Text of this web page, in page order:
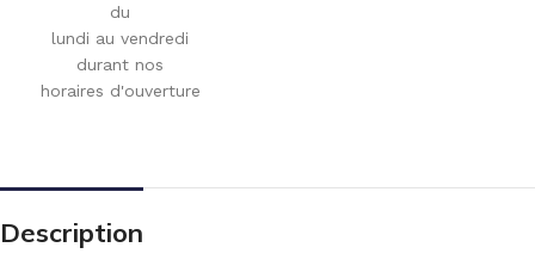
du
lundi au vendredi
durant nos
horaires d'ouverture
Description